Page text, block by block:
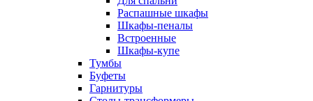
Распашные шкафы
Шкафы-пеналы
Встроенные
Шкафы-купе
Тумбы
Буфеты
Гарнитуры